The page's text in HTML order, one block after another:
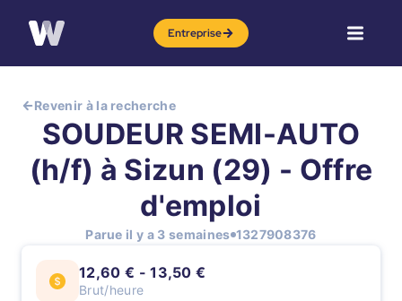
Entreprise
Revenir à la recherche
SOUDEUR SEMI-AUTO
(h/f) à Sizun (29) - Offre
d'emploi
Parue il y a 3 semaines 1327908376
12,60 € - 13,50 €
Brut/heure